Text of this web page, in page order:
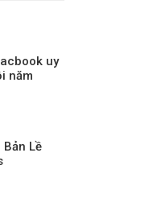
uy
năm
Bản Lề